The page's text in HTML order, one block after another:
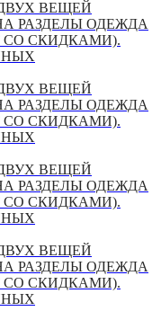
ВЕЩЕЙ
РАЗДЕЛЫ ОДЕЖДА
СО СКИДКАМИ).
ВЕЩЕЙ
РАЗДЕЛЫ ОДЕЖДА
СО СКИДКАМИ).
ВЕЩЕЙ
РАЗДЕЛЫ ОДЕЖДА
СО СКИДКАМИ).
ВЕЩЕЙ
РАЗДЕЛЫ ОДЕЖДА
СО СКИДКАМИ).